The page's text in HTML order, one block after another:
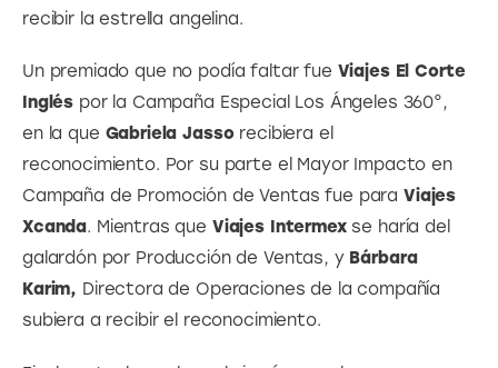
recibir la estrella angelina.
Un premiado que no podía faltar fue Viajes El Corte
Inglés por la Campaña Especial Los Ángeles 360°,
en la que Gabriela Jasso recibiera el
reconocimiento. Por su parte el Mayor Impacto en
Campaña de Promoción de Ventas fue para Viajes
Xcanda. Mientras que Viajes Intermex se haría del
galardón por Producción de Ventas, y Bárbara
Karim, Directora de Operaciones de la compañía
subiera a recibir el reconocimiento.